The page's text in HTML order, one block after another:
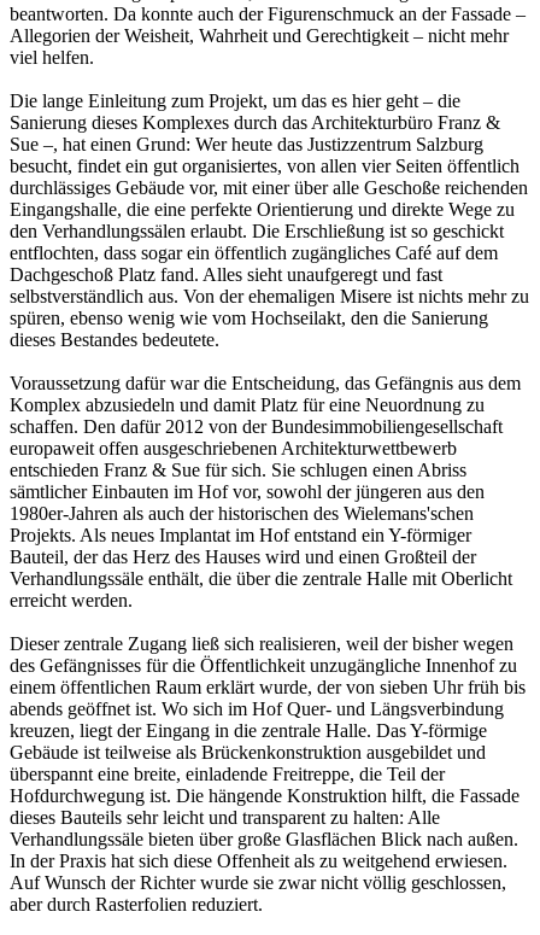
beantworten. Da konnte auch der Figurenschmuck an der Fassade –
Allegorien der Weisheit, Wahrheit und Gerechtigkeit – nicht mehr
viel helfen.
Die lange Einleitung zum Projekt, um das es hier geht – die
Sanierung dieses Komplexes durch das Architekturbüro Franz &
Sue –, hat einen Grund: Wer heute das Justizzentrum Salzburg
besucht, findet ein gut organisiertes, von allen vier Seiten öffentlich
durchlässiges Gebäude vor, mit einer über alle Geschoße reichenden
Eingangshalle, die eine perfekte Orientierung und direkte Wege zu
den Verhandlungssälen erlaubt. Die Erschließung ist so geschickt
entflochten, dass sogar ein öffentlich zugängliches Café auf dem
Dachgeschoß Platz fand. Alles sieht unaufgeregt und fast
selbstverständlich aus. Von der ehemaligen Misere ist nichts mehr zu
spüren, ebenso wenig wie vom Hochseilakt, den die Sanierung
dieses Bestandes bedeutete.
Voraussetzung dafür war die Entscheidung, das Gefängnis aus dem
Komplex abzusiedeln und damit Platz für eine Neuordnung zu
schaffen. Den dafür 2012 von der Bundesimmobiliengesellschaft
europaweit offen ausgeschriebenen Architekturwettbewerb
entschieden Franz & Sue für sich. Sie schlugen einen Abriss
sämtlicher Einbauten im Hof vor, sowohl der jüngeren aus den
1980er-Jahren als auch der historischen des Wielemans'schen
Projekts. Als neues Implantat im Hof entstand ein Y-förmiger
Bauteil, der das Herz des Hauses wird und einen Großteil der
Verhandlungssäle enthält, die über die zentrale Halle mit Oberlicht
erreicht werden.
Dieser zentrale Zugang ließ sich realisieren, weil der bisher wegen
des Gefängnisses für die Öffentlichkeit unzugängliche Innenhof zu
einem öffentlichen Raum erklärt wurde, der von sieben Uhr früh bis
abends geöffnet ist. Wo sich im Hof Quer- und Längsverbindung
kreuzen, liegt der Eingang in die zentrale Halle. Das Y-förmige
Gebäude ist teilweise als Brückenkonstruktion ausgebildet und
überspannt eine breite, einladende Freitreppe, die Teil der
Hofdurchwegung ist. Die hängende Konstruktion hilft, die Fassade
dieses Bauteils sehr leicht und transparent zu halten: Alle
Verhandlungssäle bieten über große Glasflächen Blick nach außen.
In der Praxis hat sich diese Offenheit als zu weitgehend erwiesen.
Auf Wunsch der Richter wurde sie zwar nicht völlig geschlossen,
aber durch Rasterfolien reduziert.